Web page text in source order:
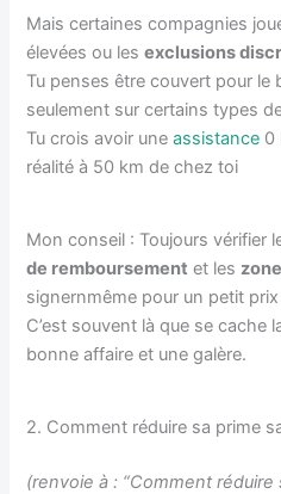
Mais certaines compagnies
élevées ou lesexclusions
Tu penses être couvert pour le
seulement sur certains types
Tu crois avoir uneassistance 0
réalité à 50 km de chez toi
Mon conseil : Toujours vérifier
de remboursement et les
signernmême pour un petit prix
C’est souvent là que se cache
bonne affaire et une galère.
2. Comment réduire sa prime
(renvoie à : “Comment réduire